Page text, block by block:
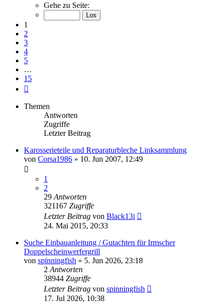
von
Gehe zu Seite:
1
2
3
4
5
…
15
Themen
Antworten
Zugriffe
Letzter Beitrag
Karosserieteile und Reparaturbleche Linksammlung
von Corsa1986 » 10. Jun 2007, 12:49
1
2
29 Antworten
321167 Zugriffe
Letzter Beitrag von Black13i
24. Mai 2015, 20:33
Suche Einbauanleitung / Gutachten für Irmscher
Doppelscheinwerfergrill
von spinningfish » 5. Jun 2026, 23:18
2 Antworten
38944 Zugriffe
Letzter Beitrag von spinningfish
17. Jul 2026, 10:38